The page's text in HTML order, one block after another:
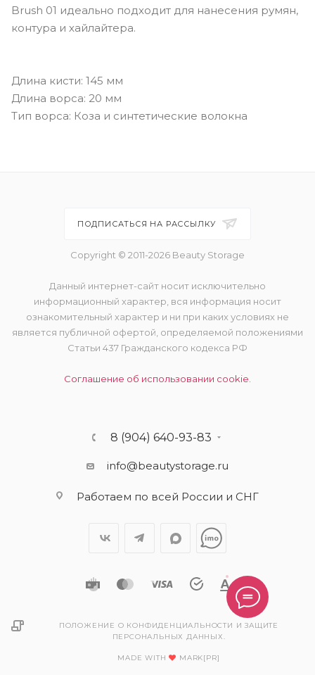
Brush 01 идеально подходит для нанесения румян,
контура и хайлайтера.
Длина кисти: 145 мм
Длина ворса: 20 мм
Тип ворса: Коза и синтетические волокна
ПОДПИСАТЬСЯ НА РАССЫЛКУ
Copyright © 2011-2026 Beauty Storage
Данный интернет-сайт носит исключительно
информационный характер, вся информация носит
ознакомительный характер и ни при каких условиях не
является публичной офертой, определяемой положениями
Статьи 437 Гражданского кодекса РФ
Соглашение об использовании cookie.
8 (904) 640-93-83
info@beautystorage.ru
Работаем по всей России и СНГ
ПОЛОЖЕНИЕ О КОНФИДЕНЦИАЛЬНОСТИ И ЗАЩИТЕ
ПЕРСОНАЛЬНЫХ ДАННЫХ.
MADE WITH MARK[PR]